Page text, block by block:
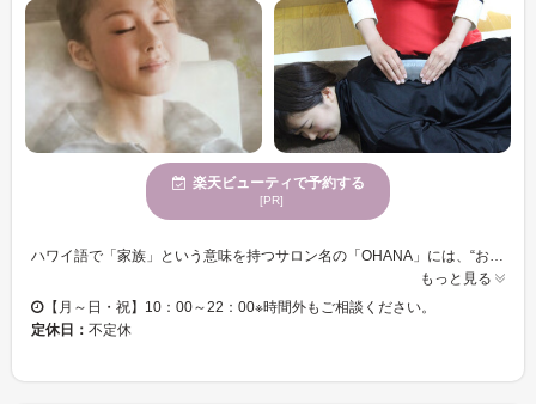
楽天ビューティで予約する
[PR]
ハワイ語で「家族」という意味を持つサロン名の「OHANA」には、“お客様一人ひとりを家族のように大切に思い、親身になってケアできますように”というオーナーの願いが込められています。末永く付き合える家族のような関係を目指す癒しのプライベートサロン【YOSAPARK OHANA】で癒しとキレイの両方を手に入れませんか？ 血行促進・脂肪燃焼・代謝UPを始めとし、女性特有のお悩みや冷え・むくみ・便秘の改善、美肌効果も期待できるハーバルトリートメント『YOSA』。ラジウム鉱石が練りこまれたYOSAウェア・保湿性の高いチタンエッジケープを着用し、専用のイスに座って、厳選された11種類のハーブをブレンドした温ミストに全身を包まれるだけ！ハーブの香りに癒されながら大量発汗でき、心も身体もスッキリします◎ ダイエットにぴったりのメニュー、YOSA＋リンパマッサージ＋脂肪燃焼ベルト付の＜楽しぼりコース＞がオススメ！マッサージでリンパの流れを良くすることで、YOSAの効果がより一層強まり、身体の中の不要物を排出する力が高まるんです◎！ぜひ一度ヤミツキになるスッキリ感を体感してみてください！！
もっと見る
【月～日・祝】10：00～22：00※時間外もご相談ください。
定休日： 不定休